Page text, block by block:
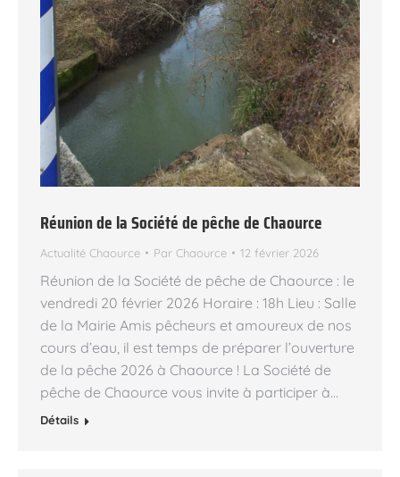
Réunion de la Société de pêche de Chaource
Actualité Chaource Par Chaource 12 février 2026
Réunion de la Société de pêche de Chaource : le
vendredi 20 février 2026 Horaire : 18h Lieu : Salle
de la Mairie Amis pêcheurs et amoureux de nos
cours d’eau, il est temps de préparer l’ouverture
de la pêche 2026 à Chaource ! La Société de
pêche de Chaource vous invite à participer à…
Détails